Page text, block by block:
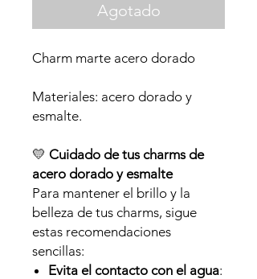
Agotado
Charm marte acero dorado
Materiales: acero dorado y
esmalte.
💛 Cuidado de tus charms de
acero dorado y esmalte
Para mantener el brillo y la
belleza de tus charms, sigue
estas recomendaciones
sencillas:
Evita el contacto con el agua: